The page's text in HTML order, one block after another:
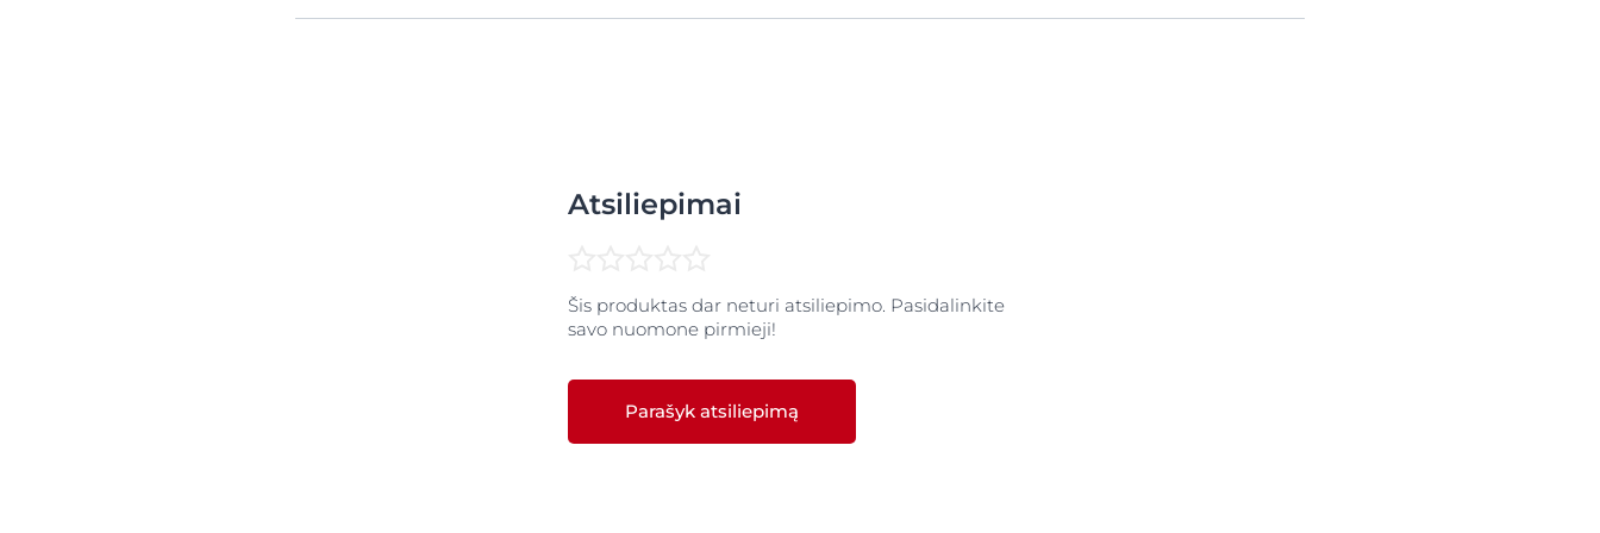
Atsiliepimai
Šis produktas dar neturi atsiliepimo. Pasidalinkite
savo nuomone pirmieji!
Parašyk atsiliepimą